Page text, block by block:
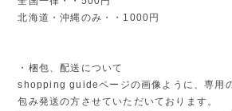
北海道・沖縄のみ・・1000円
・梱包、配送について
shopping guideページの画像ように、専用
包み発送の方させていただいております。